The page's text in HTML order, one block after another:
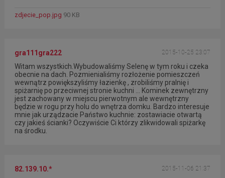
zdjecie_pop.jpg 90 KB
gra111gra222 2015-10-25 23:07
Witam wszystkich.Wybudowaliśmy Selenę w tym roku i czeka
obecnie na dach. Pozmienialiśmy rozłożenie pomieszczeń
wewnątrz powiększyliśmy łazienkę , zrobiliśmy pralnię i
spiżarnię po przeciwnej stronie kuchni ... Kominek zewnętrzny
jest zachowany w miejscu pierwotnym ale wewnętrzny
będzie w rogu przy holu do wnętrza domku. Bardzo interesuje
mnie jak urządzacie Państwo kuchnie: zostawiacie otwartą
czy jakieś ścianki? Oczywiście Ci którzy zlikwidowali spiżarkę
na środku.
82.139.10.* 2015-11-06 21:37